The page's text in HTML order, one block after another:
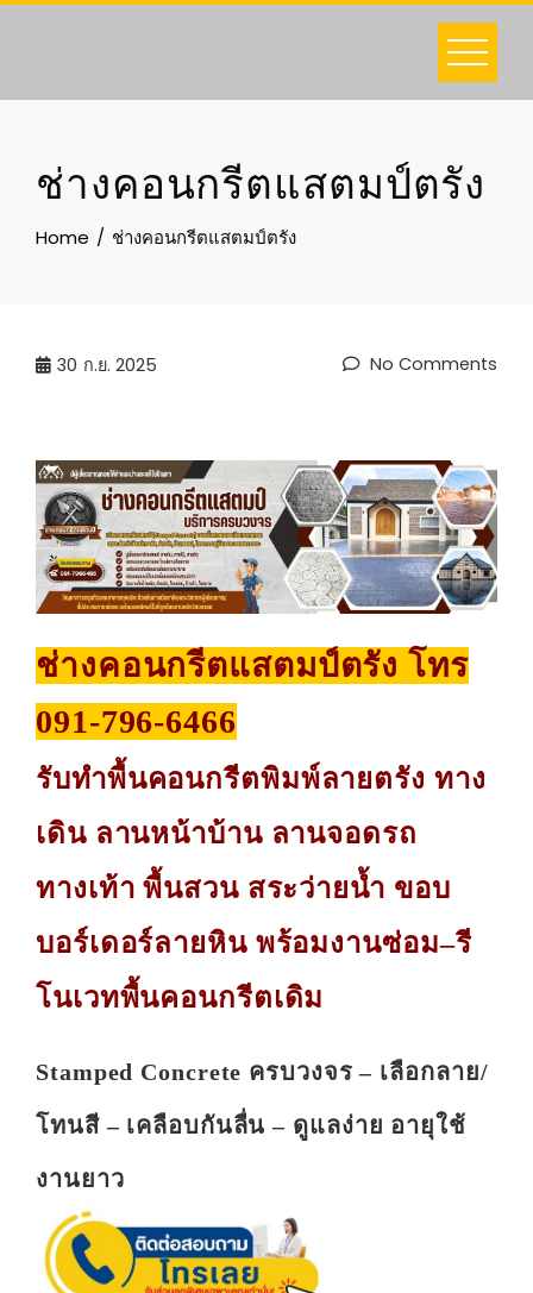
Skip
ช่างคอนกรีตแสตมป์ตรัง
Home ช่างคอนกรีตแสตมป์ตรัง
30 ก.ย. 2025 No Comments
ช่างคอนกรีตแสตมป์ตรัง โทร
091-796-6466
รับทำพื้นคอนกรีตพิมพ์ลายตรัง ทาง
เดิน ลานหน้าบ้าน ลานจอดรถ
ทางเท้า พื้นสวน สระว่ายน้ำ ขอบ
บอร์เดอร์ลายหิน พร้อมงานซ่อม–รี
โนเวทพื้นคอนกรีตเดิม
Stamped Concrete ครบวงจร – เลือกลาย/
โทนสี – เคลือบกันลื่น – ดูแลง่าย อายุใช้
งานยาว